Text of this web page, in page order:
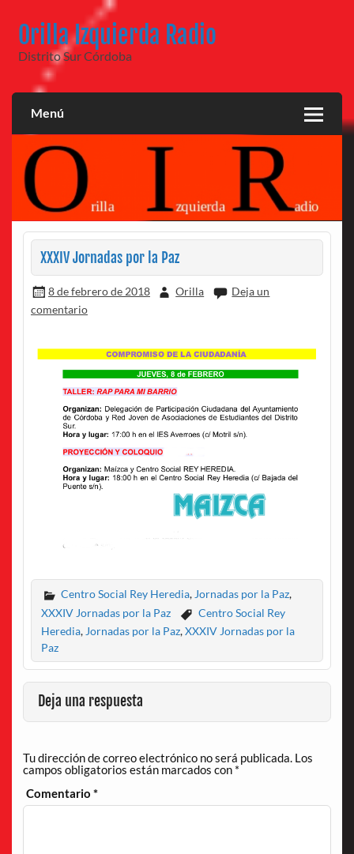
contenido
Orilla Izquierda Radio
Distrito Sur Córdoba
Menú
XXXIV Jornadas por la Paz
8 de febrero de 2018 Orilla
Deja un
comentario
Centro Social Rey Heredia, Jornadas por la Paz,
XXXIV Jornadas por la Paz
Centro Social Rey
Heredia, Jornadas por la Paz,XXXIV Jornadas por la
Paz
Deja una respuesta
Tu dirección de correo electrónico no será publicada. Los
campos obligatorios están marcados con *
Comentario*